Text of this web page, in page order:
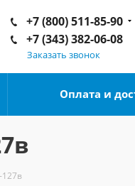
+7 (800) 511-85-90
+7 (343) 382-06-08
Заказать звонок
Оплата и